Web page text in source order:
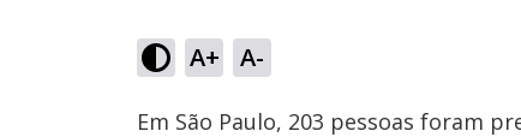
A+ A-
Ativar
Som
Em São Paulo, 203 pessoas foram